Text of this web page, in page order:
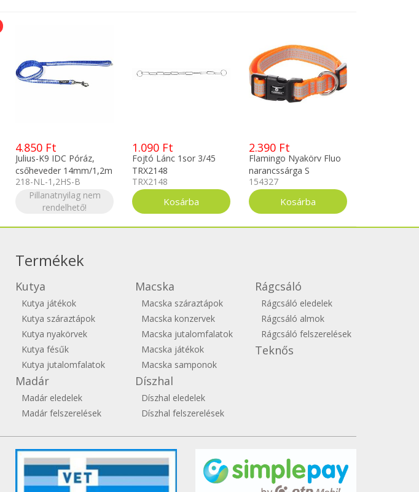
4.850 Ft
Julius-K9 IDC Póráz,
csőheveder 14mm/1,2m
kék "utánvilágító" -
fogóval és O gyűrűvel
218-NL-1,2HS-B
Pillanatnyilag nem
rendelhető!
1.090 Ft
Fojtó Lánc 1sor 3/45
TRX2148
TRX2148
2.390 Ft
Flamingo Nyakörv Fluo
narancssárga S
154327
Termékek
Kutya
Kutya játékok
Kutya száraztápok
Kutya nyakörvek
Kutya fésűk
Kutya jutalomfalatok
Madár
Madár eledelek
Madár felszerelések
Macska
Macska száraztápok
Macska konzervek
Macska jutalomfalatok
Macska játékok
Macska samponok
Díszhal
Díszhal eledelek
Díszhal felszerelések
Rágcsáló
Rágcsáló eledelek
Rágcsáló almok
Rágcsáló felszerelések
Teknős